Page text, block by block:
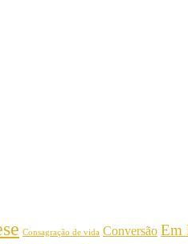
Consagração de vida Conversão Em